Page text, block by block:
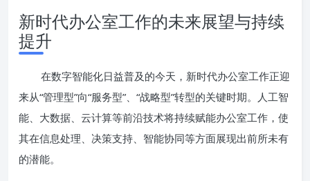
新时代办公室工作的未来展望与持续
提升
在数字智能化日益普及的今天，新时代办公室工作正迎
来从“管理型”向“服务型”、“战略型”转型的关键时期。人工智
能、大数据、云计算等前沿技术将持续赋能办公室工作，使
其在信息处理、决策支持、智能协同等方面展现出前所未有
的潜能。